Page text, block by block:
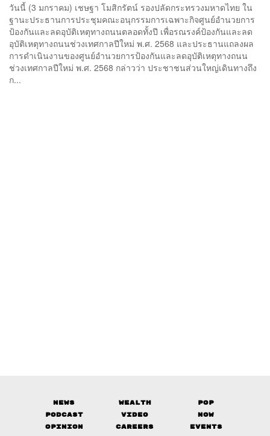
วันนี้ (3 มกราคม) เชษฐา โมสิกรัตน์ รองปลัดกระทรวงมหาดไทย ใน
ฐานะประธานการประชุมคณะอนุกรรมการเฉพาะกิจศูนย์อำนวยการ
ป้องกันและลดอุบัติเหตุทางถนนตลอดทั้งปี เพื่อรณรงค์ป้องกันและลด
อุบัติเหตุทางถนนช่วงเทศกาลปีใหม่ พ.ศ. 2568 และประธานแถลงผล
การดำเนินงานของศูนย์อำนวยการป้องกันและลดอุบัติเหตุทางถนน
ช่วงเทศกาลปีใหม่ พ.ศ. 2568 กล่าวว่า ประชาชนส่วนใหญ่เดินทางถึง
ก...
News Wealth
Pop
Podcast
Video
Now
Opinion
Careers
Events